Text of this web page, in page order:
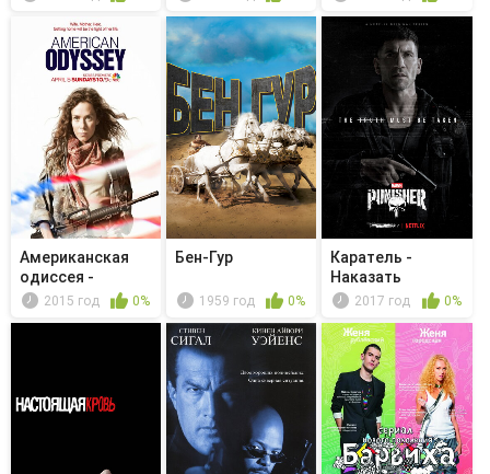
Американская
одиссея -
Наживка
2015 год 0%
Бен-Гур
1959 год 0%
Каратель -
Наказать
2017 год 0%